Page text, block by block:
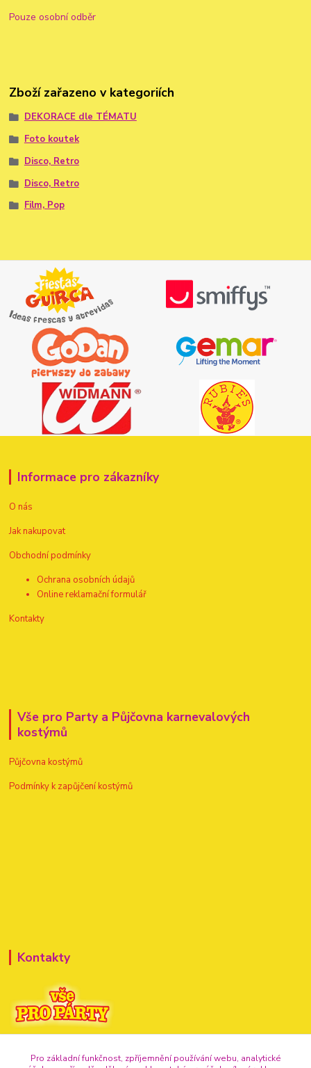
Pouze osobní odběr
Zboží zařazeno v kategoriích
DEKORACE dle TÉMATU
Foto koutek
Disco, Retro
Disco, Retro
Film, Pop
Informace pro zákazníky
O nás
Jak nakupovat
Obchodní podmínky
Ochrana osobních údajů
Online reklamační formulář
Kontakty
Vše pro Party a Půjčovna karnevalových
kostýmů
Půjčovna kostýmů
Podmínky k zapůjčení kostýmů
Kontakty
Pro základní funkčnost, zpříjemnění používání webu, analytické